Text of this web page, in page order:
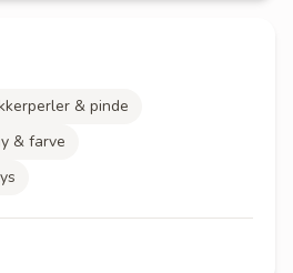
& pinde
& farve